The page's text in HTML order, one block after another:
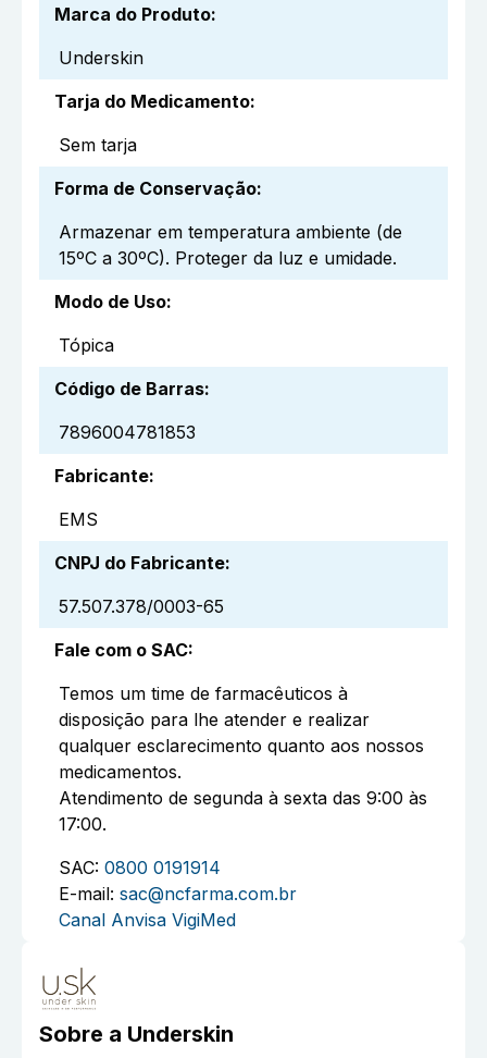
Marca do Produto:
Underskin
Tarja do Medicamento:
Sem tarja
Forma de Conservação:
Armazenar em temperatura ambiente (de
15ºC a 30ºC). Proteger da luz e umidade.
Modo de Uso:
Tópica
Código de Barras:
7896004781853
Fabricante:
EMS
CNPJ do Fabricante:
57.507.378/0003-65
Fale com o SAC:
Temos um time de farmacêuticos à
disposição para lhe atender e realizar
qualquer esclarecimento quanto aos nossos
medicamentos.
Atendimento de segunda à sexta das 9:00 às
17:00.
SAC: 0800 0191914
E-mail: sac@ncfarma.com.br
Canal Anvisa VigiMed
Sobre a Underskin